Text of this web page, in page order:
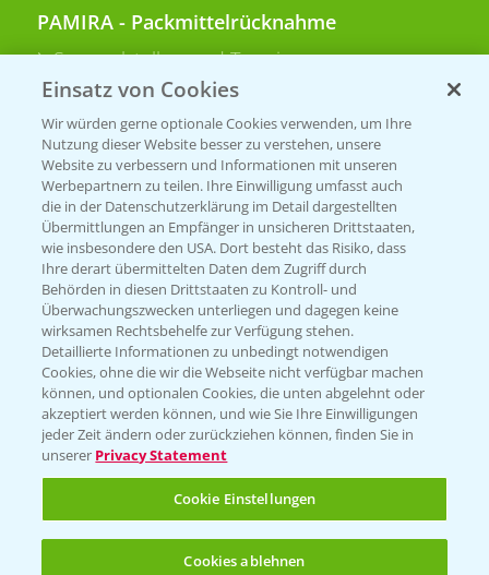
PAMIRA - Packmittelrücknahme
Sammelstellen und Termine
PRE - Chemikalien sicher entsorgen
Sammelstellen und Termine
Kontakt & Notfall
Beratung auf WhatsApp
T.+49 (0)174 346 564 1
KONTAKT
Hilfe in Notfällen
T.+49 (0)214/30-20220
Einsatz von Cookies
Wir würden gerne optionale Cookies verwenden, um Ihre
Nutzung dieser Website besser zu verstehen, unsere
Website zu verbessern und Informationen mit unseren
Werbepartnern zu teilen. Ihre Einwilligung umfasst auch
die in der Datenschutzerklärung im Detail dargestellten
Übermittlungen an Empfänger in unsicheren Drittstaaten,
wie insbesondere den USA. Dort besteht das Risiko, dass
Ihre derart übermittelten Daten dem Zugriff durch
Behörden in diesen Drittstaaten zu Kontroll- und
Überwachungszwecken unterliegen und dagegen keine
wirksamen Rechtsbehelfe zur Verfügung stehen.
Detaillierte Informationen zu unbedingt notwendigen
Cookies, ohne die wir die Webseite nicht verfügbar machen
können, und optionalen Cookies, die unten abgelehnt oder
akzeptiert werden können, und wie Sie Ihre Einwilligungen
jeder Zeit ändern oder zurückziehen können, finden Sie in
unserer Privacy Statement
Cookie Einstellungen
Cookies ablehnen